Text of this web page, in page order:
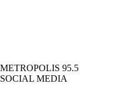
METROPOLIS 95.5
SOCIAL MEDIA